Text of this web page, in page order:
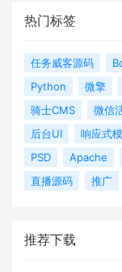
热门标签
任务威客源码
Python
微擎
骑士CMS
微信
后台UI
响应式
PSD
Apache
直播源码
推广
推荐下载